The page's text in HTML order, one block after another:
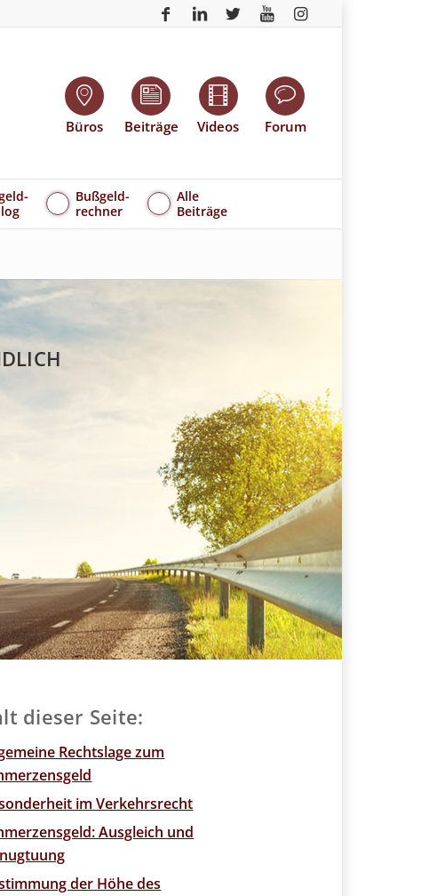
Büros Beiträge Videos Forum
Bußgeld-
rechner
Alle
Beiträge
dieser Seite:
Rechtslage zum
im Verkehrsrecht
Ausgleich und
der Höhe des